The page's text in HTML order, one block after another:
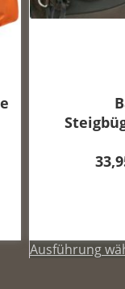
Ausführung